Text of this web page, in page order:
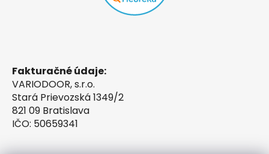
Fakturačné údaje:
VARIODOOR, s.r.o.
Stará Prievozská 1349/2
821 09 Bratislava
IČO: 50659341